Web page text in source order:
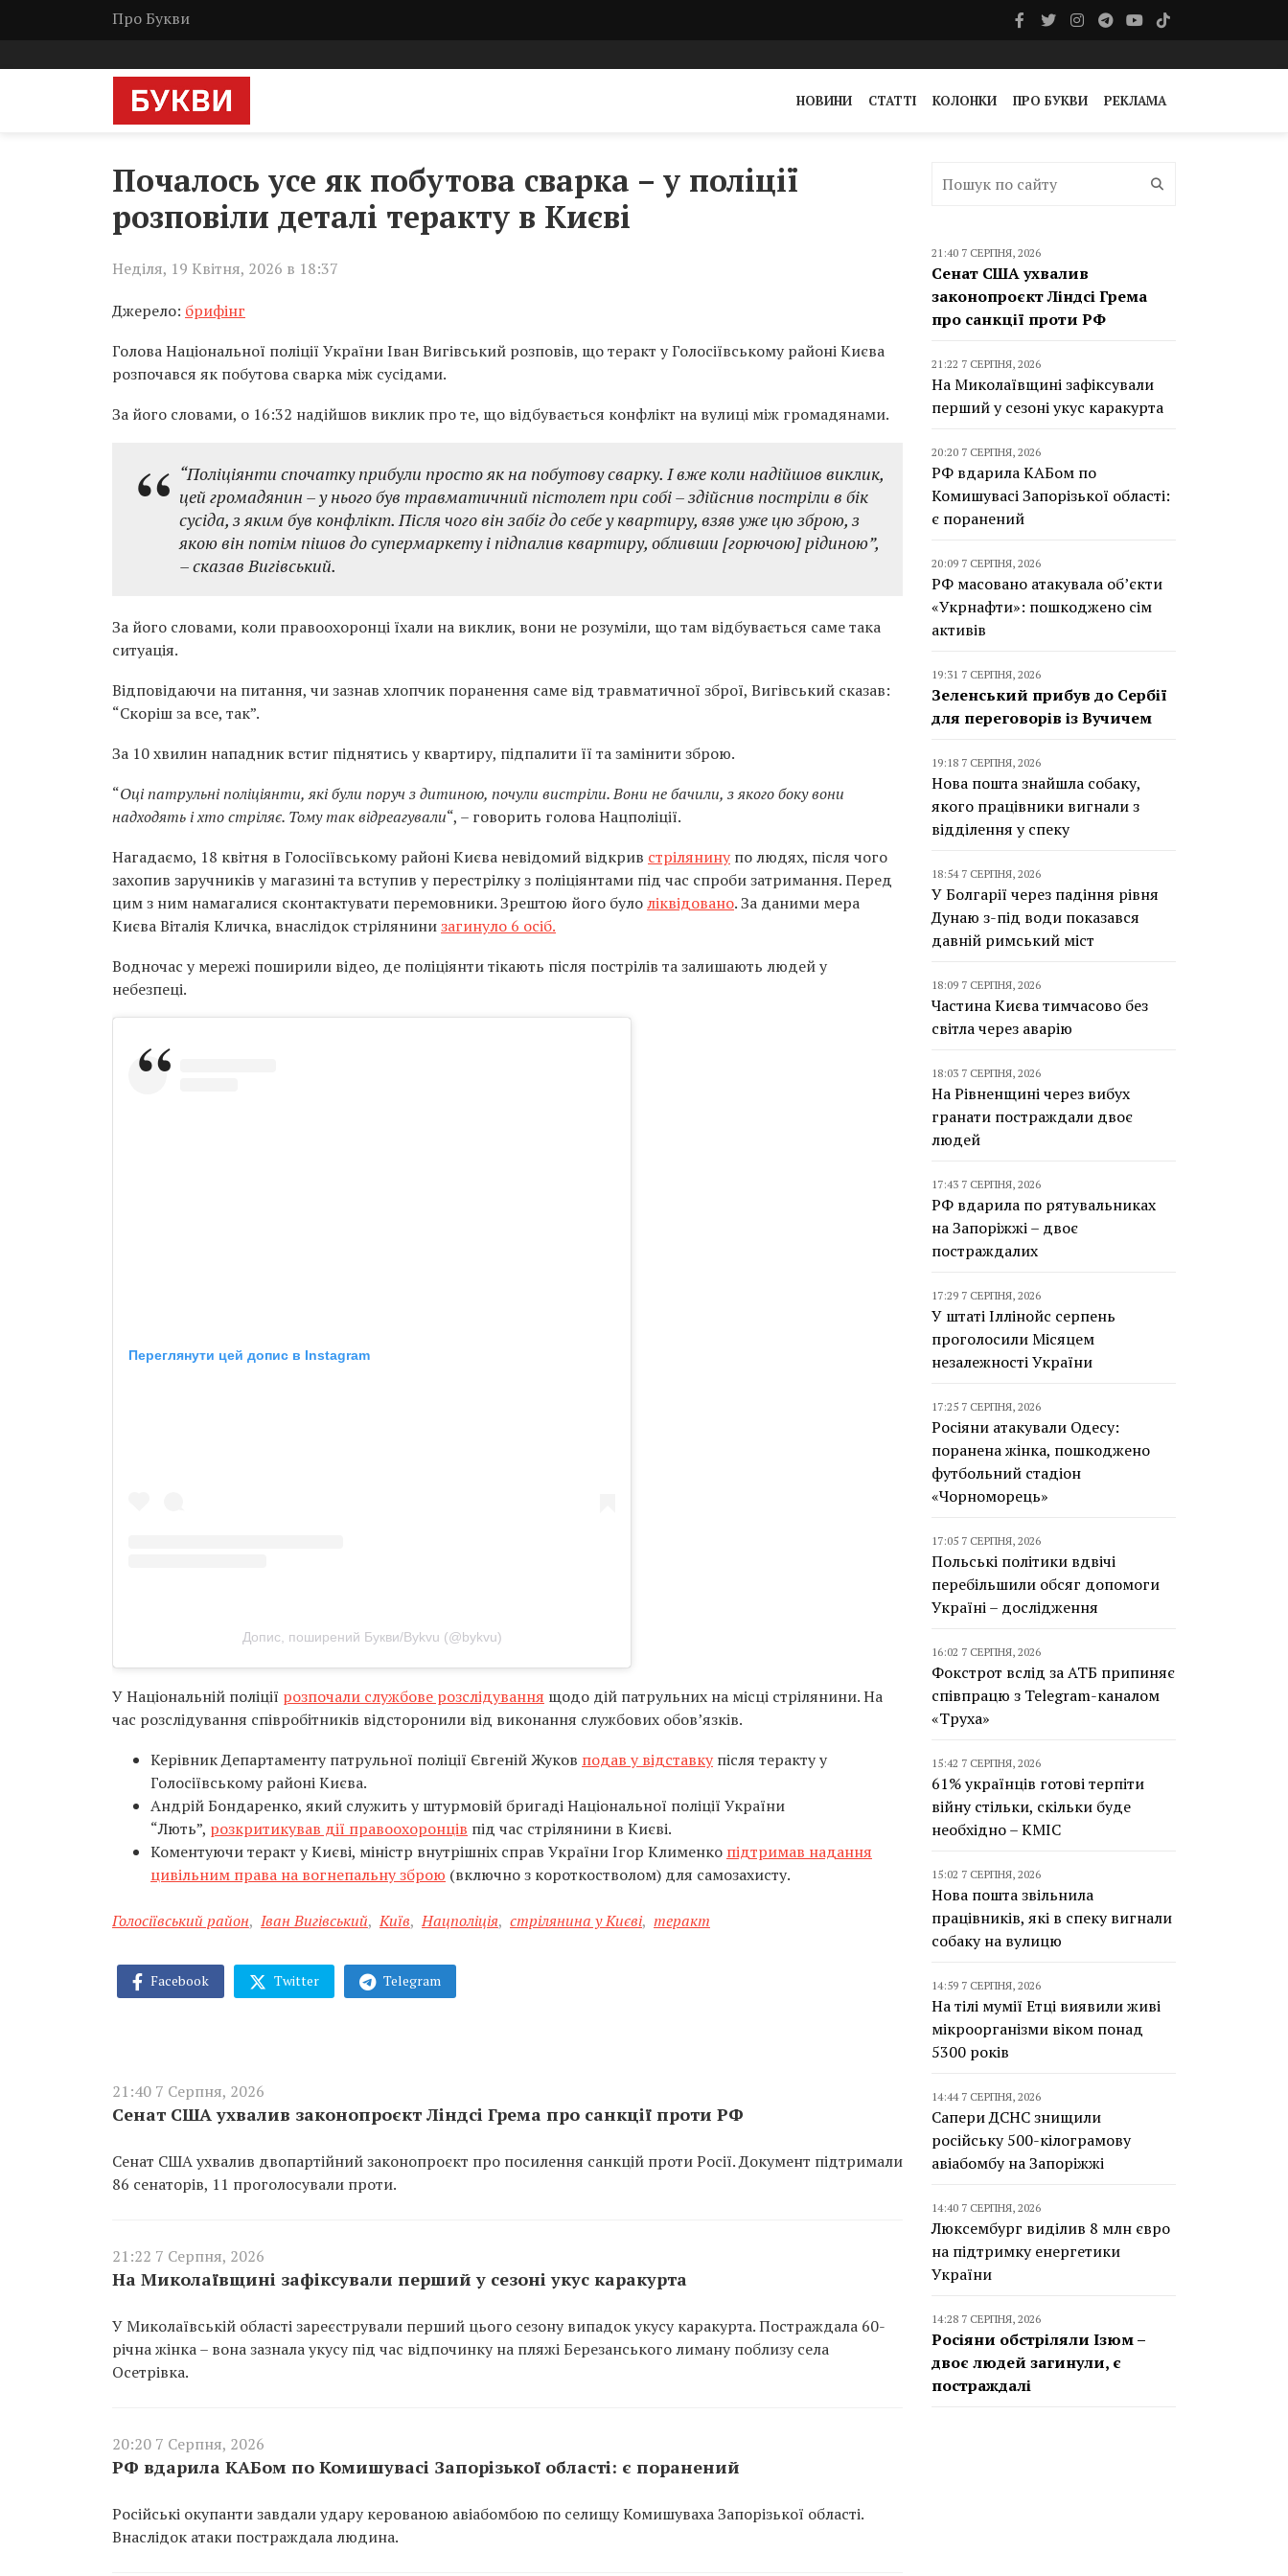
Про Букви
НОВИНИ СТАТТІ КОЛОНКИ ПРО БУКВИ РЕКЛАМА
Почалось усе як побутова сварка – у поліції
розповіли деталі теракту в Києві
Неділя, 19 Квітня, 2026 в 18:37
Джерело: брифінг
Голова Національної поліції України Іван Вигівський розповів, що теракт у Голосіївському районі Києва
розпочався як побутова сварка між сусідами.
За його словами, о 16:32 надійшов виклик про те, що відбувається конфлікт на вулиці між громадянами.
“Поліціянти спочатку прибули просто як на побутову сварку. І вже коли надійшов виклик,
цей громадянин – у нього був травматичний пістолет при собі – здійснив постріли в бік
сусіда, з яким був конфлікт. Після чого він забіг до себе у квартиру, взяв уже цю зброю, з
якою він потім пішов до супермаркету і підпалив квартиру, обливши [горючою] рідиною”,
– сказав Вигівський.
За його словами, коли правоохоронці їхали на виклик, вони не розуміли, що там відбувається саме така
ситуація.
Відповідаючи на питання, чи зазнав хлопчик поранення саме від травматичної зброї, Вигівський сказав:
“Скоріш за все, так”.
За 10 хвилин нападник встиг піднятись у квартиру, підпалити її та замінити зброю.
“Оці патрульні поліціянти, які були поруч з дитиною, почули вистріли. Вони не бачили, з якого боку вони
надходять і хто стріляє. Тому так відреагували“, – говорить голова Нацполіції.
Нагадаємо, 18 квітня в Голосіївському районі Києва невідомий відкрив стрілянину по людях, після чого
захопив заручників у магазині та вступив у перестрілку з поліціянтами під час спроби затримання. Перед
цим з ним намагалися сконтактувати перемовники. Зрештою його булоліквідовано. За даними мера
Києва Віталія Кличка, внаслідок стрілянинизагинуло 6 осіб.
Водночас у мережі поширили відео, де поліціянти тікають після пострілів та залишають людей у
небезпеці.
Переглянути цей допис в Instagram
Допис, поширений Букви/Bykvu (@bykvu)
У Національній поліції розпочали службове розслідування щодо дій патрульних на місці стрілянини. На
час розслідування співробітників відсторонили від виконання службових обов’язків.
Керівник Департаменту патрульної поліції Євгеній Жуков подав у відставку після теракту у
Голосіївському районі Києва.
Андрій Бондаренко, який служить у штурмовій бригаді Національної поліції України
“Лють”, розкритикував дії правоохоронців під час стрілянини в Києві.
Коментуючи теракт у Києві, міністр внутрішніх справ України Ігор Клименко підтримав надання
цивільним права на вогнепальну зброю (включно з короткостволом) для самозахисту.
Голосіївський район, Іван Вигівський, Київ, Нацполіція, стрілянина у Києві, теракт
Facebook Twitter Telegram
21:40 7 Серпня, 2026
Сенат США ухвалив законопроєкт Ліндсі Грема про санкції проти РФ
Сенат США ухвалив двопартійний законопроєкт про посилення санкцій проти Росії. Документ підтримали
86 сенаторів, 11 проголосували проти.
21:22 7 Серпня, 2026
На Миколаївщині зафіксували перший у сезоні укус каракурта
У Миколаївській області зареєстрували перший цього сезону випадок укусу каракурта. Постраждала 60-
річна жінка – вона зазнала укусу під час відпочинку на пляжі Березанського лиману поблизу села
Осетрівка.
20:20 7 Серпня, 2026
РФ вдарила КАБом по Комишувасі Запорізької області: є поранений
Російські окупанти завдали удару керованою авіабомбою по селищу Комишуваха Запорізької області.
Внаслідок атаки постраждала людина.
21:40 7 СЕРПНЯ, 2026
Сенат США ухвалив
законопроєкт Ліндсі Грема
про санкції проти РФ
21:22 7 СЕРПНЯ, 2026
На Миколаївщині зафіксували
перший у сезоні укус каракурта
20:20 7 СЕРПНЯ, 2026
РФ вдарила КАБом по
Комишувасі Запорізької області:
є поранений
20:09 7 СЕРПНЯ, 2026
РФ масовано атакувала об’єкти
«Укрнафти»: пошкоджено сім
активів
19:31 7 СЕРПНЯ, 2026
Зеленський прибув до Сербії
для переговорів із Вучичем
19:18 7 СЕРПНЯ, 2026
Нова пошта знайшла собаку,
якого працівники вигнали з
відділення у спеку
18:54 7 СЕРПНЯ, 2026
У Болгарії через падіння рівня
Дунаю з-під води показався
давній римський міст
18:09 7 СЕРПНЯ, 2026
Частина Києва тимчасово без
світла через аварію
18:03 7 СЕРПНЯ, 2026
На Рівненщині через вибух
гранати постраждали двоє
людей
17:43 7 СЕРПНЯ, 2026
РФ вдарила по рятувальниках
на Запоріжжі – двоє
постраждалих
17:29 7 СЕРПНЯ, 2026
У штаті Іллінойс серпень
проголосили Місяцем
незалежності України
17:25 7 СЕРПНЯ, 2026
Росіяни атакували Одесу:
поранена жінка, пошкоджено
футбольний стадіон
«Чорноморець»
17:05 7 СЕРПНЯ, 2026
Польські політики вдвічі
перебільшили обсяг допомоги
Україні – дослідження
16:02 7 СЕРПНЯ, 2026
Фокстрот вслід за АТБ припиняє
співпрацю з Telegram-каналом
«Труха»
15:42 7 СЕРПНЯ, 2026
61% українців готові терпіти
війну стільки, скільки буде
необхідно – КМІС
15:02 7 СЕРПНЯ, 2026
Нова пошта звільнила
працівників, які в спеку вигнали
собаку на вулицю
14:59 7 СЕРПНЯ, 2026
На тілі мумії Етці виявили живі
мікроорганізми віком понад
5300 років
14:44 7 СЕРПНЯ, 2026
Сапери ДСНС знищили
російську 500-кілограмову
авіабомбу на Запоріжжі
14:40 7 СЕРПНЯ, 2026
Люксембург виділив 8 млн євро
на підтримку енергетики
України
14:28 7 СЕРПНЯ, 2026
Росіяни обстріляли Ізюм –
двоє людей загинули, є
постраждалі